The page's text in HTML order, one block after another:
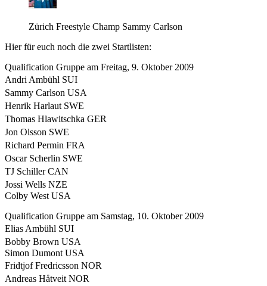
Zürich Freestyle Champ Sammy Carlson
Hier für euch noch die zwei Startlisten:
Qualification Gruppe am Freitag, 9. Oktober 2009
Andri Ambühl SUI
Sammy Carlson USA
Henrik Harlaut SWE
Thomas Hlawitschka GER
Jon Olsson SWE
Richard Permin FRA
Oscar Scherlin SWE
TJ Schiller CAN
Jossi Wells NZE
Colby West USA
Qualification Gruppe am Samstag, 10. Oktober 2009
Elias Ambühl SUI
Bobby Brown USA
Simon Dumont USA
Fridtjof Fredricsson NOR
Andreas Håtveit NOR